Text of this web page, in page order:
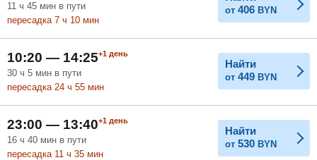
11 ч 45 мин в пути
пересадка 7 ч 10 мин
от 406 BYN
10:20 — 14:25+1 день
30 ч 5 мин в пути
пересадка 24 ч 55 мин
Найти
от 449 BYN
23:00 — 13:40+1 день
16 ч 40 мин в пути
пересадка 11 ч 35 мин
Найти
от 530 BYN